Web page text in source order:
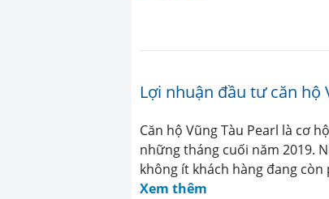
Lợi nhuận đầu tư căn hộ
Căn hộ Vũng Tàu Pearl là cơ
những tháng cuối năm 2019.
không ít khách hàng đang
Xem thêm